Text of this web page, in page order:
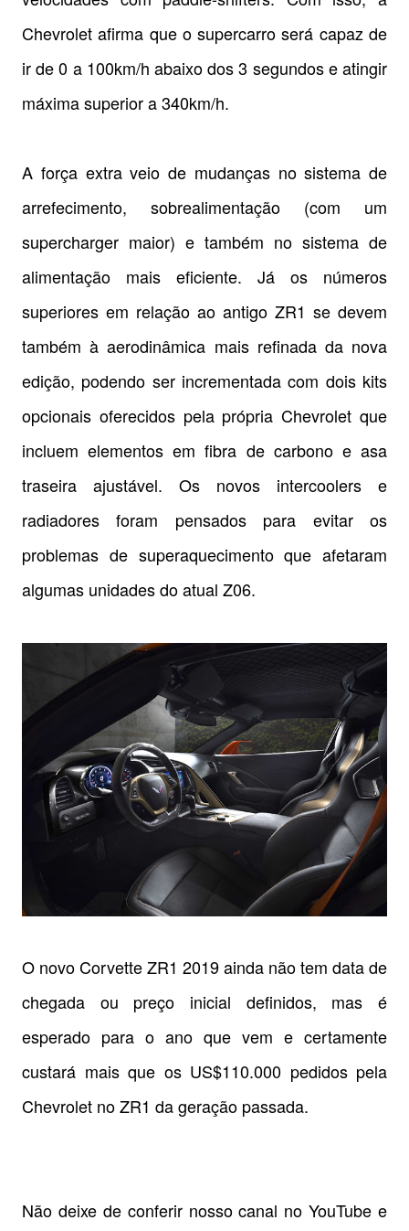
Chevrolet afirma que o supercarro será capaz de
ir de 0 a 100km/h abaixo dos 3 segundos e atingir
máxima superior a 340km/h.
A força extra veio de mudanças no sistema de
arrefecimento, sobrealimentação (com um
supercharger maior) e também no sistema de
alimentação mais eficiente. Já os números
superiores em relação ao antigo ZR1 se devem
também à aerodinâmica mais refinada da nova
edição, podendo ser incrementada com dois kits
opcionais oferecidos pela própria Chevrolet que
incluem elementos em fibra de carbono e asa
traseira ajustável. Os novos intercoolers e
radiadores foram pensados para evitar os
problemas de superaquecimento que afetaram
algumas unidades do atual Z06.
O novo Corvette ZR1 2019 ainda não tem data de
chegada ou preço inicial definidos, mas é
esperado para o ano que vem e certamente
custará mais que os US$110.000 pedidos pela
Chevrolet no ZR1 da geração passada.
Não deixe de conferir nosso canal no YouTube e